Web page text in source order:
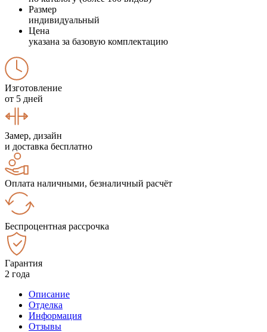
Размер
индивидуальный
Цена
указана за базовую комплектацию
Изготовление
от 5 дней
Замер, дизайн
и доставка бесплатно
Оплата наличными, безналичный расчёт
Беспроцентная рассрочка
Гарантия
2 года
Описание
Отделка
Информация
Отзывы